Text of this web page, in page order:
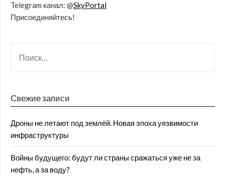
Telegram канал: @SkyPortal
Присоединяйтесь!
Свежие записи
Дроны не летают под землёй. Новая эпоха уязвимости
инфраструктуры
Войны будущего: будут ли страны сражаться уже не за
нефть, а за воду?